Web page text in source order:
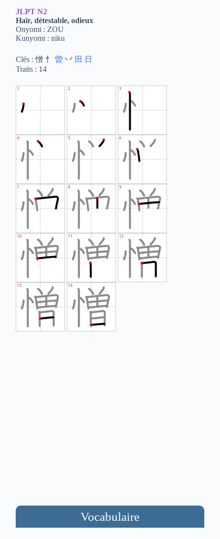
JLPT N2
Haïr, détestable, odieux
Onyomi : ZOU
Kunyomi : niku
Clés : 憎 忄曽 丷 田 日
Traits : 14
Vocabulaire